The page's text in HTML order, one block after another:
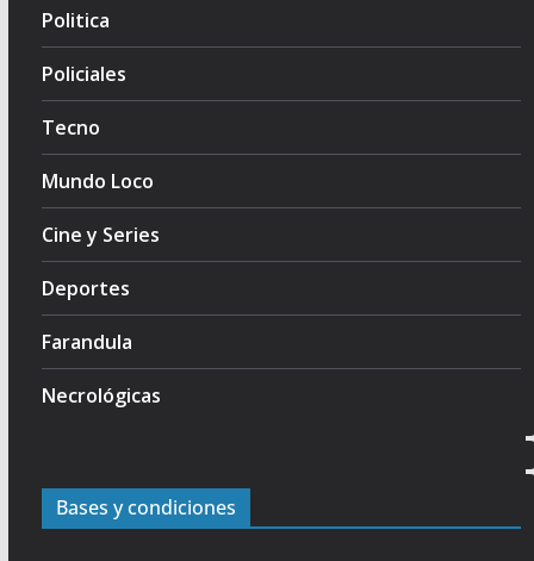
Politica
Policiales
Tecno
Mundo Loco
Cine y Series
Deportes
Farandula
Necrológicas
Bases y condiciones